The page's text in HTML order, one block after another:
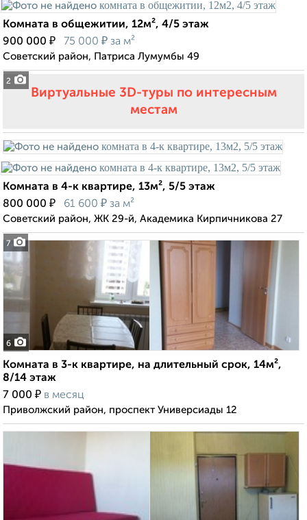
2
Комната в общежитии, 12м², 4/5 этаж
900 000 ₽ 75 000 ₽ за м²
Советский район, Патриса Лумумбы 49
Виртуальные 3D-туры по интересным
местам
7
Комната в 4-к квартире, 13м², 5/5 этаж
800 000 ₽ 61 600 ₽ за м²
Советский район, ЖК 29-й, Академика Кирпичникова 27
6
Комната в 3-к квартире, на длительный срок, 14м²,
8/14 этаж
7 000 ₽ в месяц
Приволжский район, проспект Универсиады 12